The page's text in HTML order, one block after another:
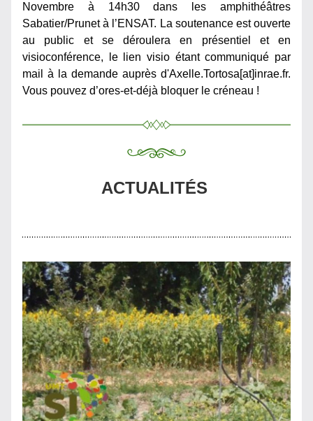
Novembre à 14h30 dans les amphithéâtres
Sabatier/Prunet à l’ENSAT. La soutenance est ouverte
au public et se déroulera en présentiel et en
visioconférence, le lien visio étant communiqué par
mail à la demande auprès d'Axelle.Tortosa[at]inrae.fr.
Vous pouvez d’ores-et-déjà bloquer le créneau !
ACTUALITÉS